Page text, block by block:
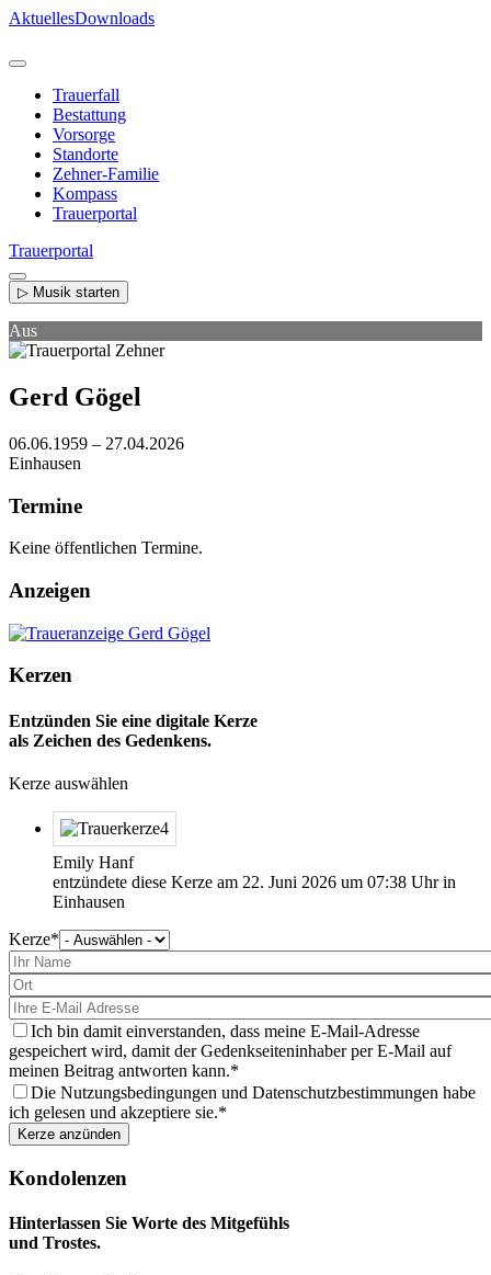
Direkt
Inhalt
AktuellesDownloads
Trauerfall
Bestattung
Vorsorge
Standorte
Zehner-Familie
Kompass
Trauerportal
Trauerportal
▷ Musik starten
Aus
Gerd Gögel
06.06.1959 – 27.04.2026
Einhausen
Termine
Keine öffentlichen Termine.
Anzeigen
Kerzen
Entzünden Sie eine digitale Kerze
als Zeichen des Gedenkens.
Kerze auswählen
Emily Hanf
entzündete diese Kerze am 22. Juni 2026 um 07:38 Uhr in
Einhausen
Kerze
wählen
Sie
aus
Ich bin damit einverstanden, dass meine E-Mail-Adresse
gespeichert wird, damit der Gedenkseiteninhaber per E-Mail auf
meinen Beitrag antworten kann.
Die Nutzungsbedingungen und Datenschutzbestimmungen habe
ich gelesen und akzeptiere sie.
Kondolenzen
Hinterlassen Sie Worte des Mitgefühls
und Trostes.